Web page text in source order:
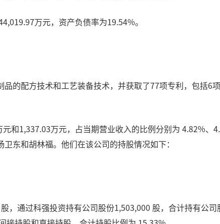
万元，资产负债率为19.54%。
的配方技术和工艺装备技术，并获取了77项专利，包括6
和1,337.03万元，占当期营业收入的比例分别为 4.82%、
东和胡林福。他们在该公司的持股情况如下：
，通过科强投资持有公司股份1,503,000 股，合计持有公司